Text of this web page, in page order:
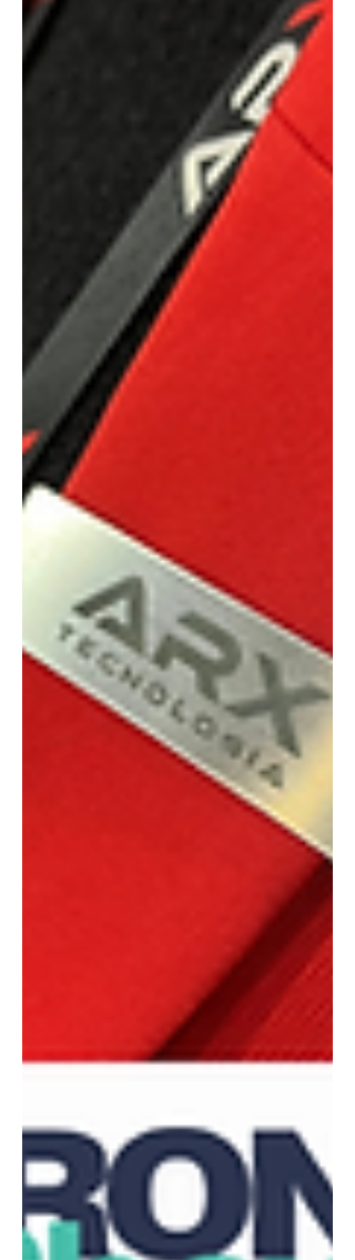
mudando o mercado de geotecnologia.
Todos os anos, a DroneShow Robotics e a
MundoGEO Connect reúnem empresas,
fabricantes, especialistas e profissionais
que atuam na vanguarda da inovação em
geotecnologia, drones, sensoriamento
remoto, inteligência artificial, topografia e
mapeamento. O encontro se consolidou
como um dos principais pontos de
referência para acompanhar as
transformações que vêm moldando o